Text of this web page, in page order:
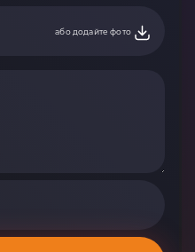
або додайте фото